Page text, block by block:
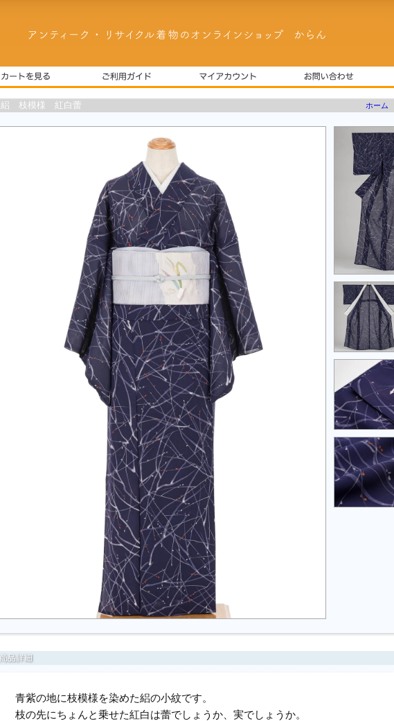
絽 枝模様 紅白蕾 ホーム
青紫の地に枝模様を染めた絽の小紋です。
枝の先にちょんと乗せた紅白は蕾でしょうか、実でしょうか。